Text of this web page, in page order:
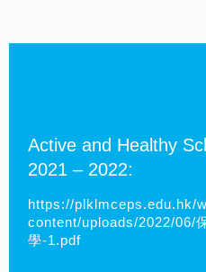
Active and Healthy
2021 – 2022:
https://plklmceps.edu.hk/
content/uploads/2022/06/
學-1.pdf